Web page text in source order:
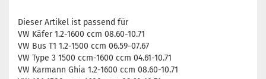
Dieser Artikel ist passend für
VW Käfer 1.2-1600 ccm 08.60-10.71
VW Bus T1 1.2-1500 ccm 06.59-07.67
VW Type 3 1500 ccm-1600 ccm 04.61-10.71
VW Karmann Ghia 1.2-1600 ccm 08.60-10.71